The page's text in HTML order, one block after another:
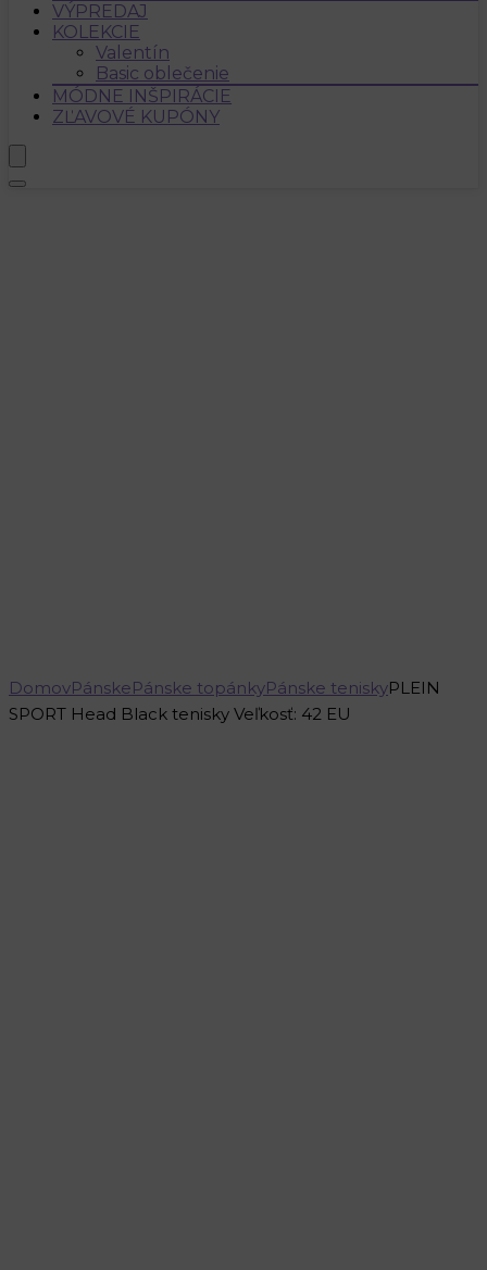
VÝPREDAJ
KOLEKCIE
Valentín
Basic oblečenie
MÓDNE INŠPIRÁCIE
ZĽAVOVÉ KUPÓNY
DomovPánskePánske topánkyPánske teniskyPLEIN
SPORT Head Black tenisky Veľkosť: 42 EU